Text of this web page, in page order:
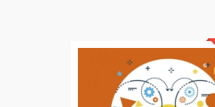
Descuentos especiales